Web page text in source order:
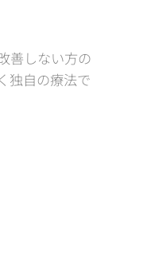
善しない方の
独自の療法で